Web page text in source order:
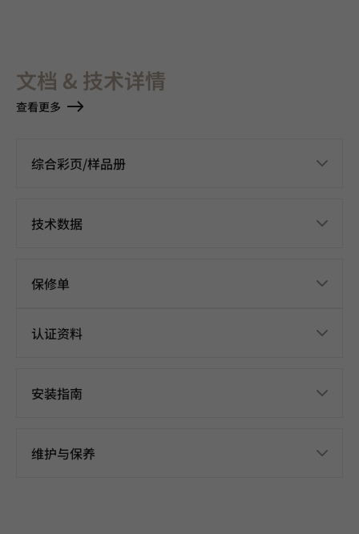
文档 & 技术详情
查看更多
综合彩页/样品册
技术数据
保修单
认证资料
安装指南
维护与保养